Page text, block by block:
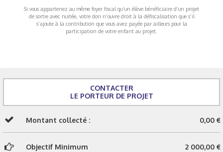
Si vous appartenez au même foyer fiscal qu’un élève bénéficiaire d’un projet
de sortie avec nuitée, votre don n’ouvre droit à la défiscalisation que s’il
s’ajoute à la contribution que vous avez payée par ailleurs pour la
participation de votre enfant au projet.
CONTACTER
LE PORTEUR DE PROJET
Montant collecté : 0,00 €
Objectif Minimum 2 000,00 €